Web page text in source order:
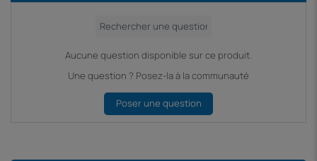
Aucune question disponible sur ce produit.
Une question ? Posez-la à la communauté
Poser une question